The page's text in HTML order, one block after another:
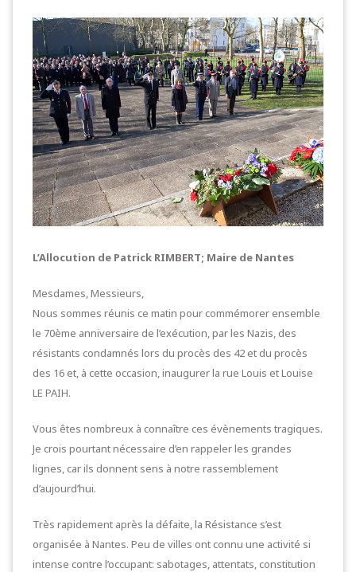
L’Allocution de Patrick RIMBERT; Maire de Nantes
Mesdames, Messieurs,
Nous sommes réunis ce matin pour commémorer ensemble
le 70ème anniversaire de l’exécution, par les Nazis, des
résistants condamnés lors du procès des 42 et du procès
des 16 et, à cette occasion, inaugurer la rue Louis et Louise
LE PAIH.
Vous êtes nombreux à connaître ces évènements tragiques.
Je crois pourtant nécessaire d’en rappeler les grandes
lignes, car ils donnent sens à notre rassemblement
d’aujourd’hui.
Très rapidement après la défaite, la Résistance s’est
organisée à Nantes. Peu de villes ont connu une activité si
intense contre l’occupant: sabotages, attentats, constitution